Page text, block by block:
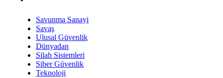
Savunma Sanayi
Savaş
Ulusal Güvenlik
Dünyadan
Silah Sistemleri
Siber Güvenlik
Teknoloji